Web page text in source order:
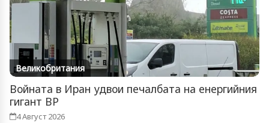
Великобритания
Войната в Иран удвои печалбата на енергийния
гигант BP
4 Август 2026